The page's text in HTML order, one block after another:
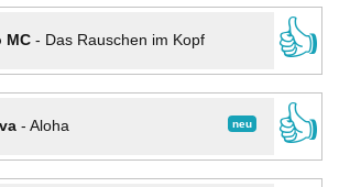
MC- Das Rauschen im Kopf
👍
neu
- Aloha
👍